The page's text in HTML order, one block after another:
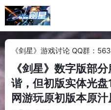
《剑星》游戏讨论 QQ群：
《剑星》数字版部
谐，但初版实体光
网游玩原初版本原